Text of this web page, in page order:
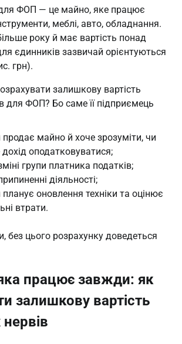
ФОП — це майно, яке працює
меблі, авто, обладнання.
року й має вартість понад
єдинників зазвичай орієнтуються
грн).
залишкову вартість
для ФОП? Бо саме її підприємець
продає майно й хоче зрозуміти, чи
оподатковуватися;
групи платника податків;
діяльності;
планує оновлення техніки та оцінює
втрати.
без цього розрахунку доведеться
працює завжди: як
залишкову вартість